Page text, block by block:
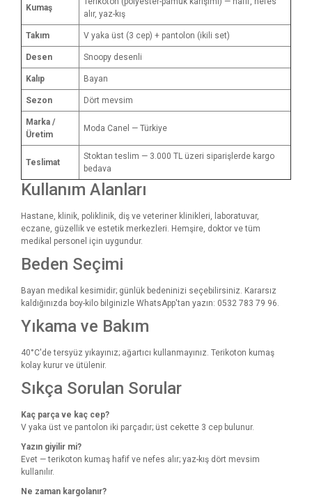
Kumaş
alır, yaz-kış
Takım V yaka üst (3 cep) + pantolon (ikili set)
Desen Snoopy desenli
Kalıp Bayan
Sezon Dört mevsim
Marka /
Üretim
Moda Canel — Türkiye
Teslimat
Stoktan teslim — 3.000 TL üzeri siparişlerde kargo
bedava
Kullanım Alanları
Hastane, klinik, poliklinik, diş ve veteriner klinikleri, laboratuvar,
eczane, güzellik ve estetik merkezleri. Hemşire, doktor ve tüm
medikal personel için uygundur.
Beden Seçimi
Bayan medikal kesimidir; günlük bedeninizi seçebilirsiniz. Kararsız
kaldığınızda boy-kilo bilginizle WhatsApp'tan yazın: 0532 783 79 96.
Yıkama ve Bakım
40°C'de tersyüz yıkayınız; ağartıcı kullanmayınız. Terikoton kumaş
kolay kurur ve ütülenir.
Sıkça Sorulan Sorular
Kaç parça ve kaç cep?
V yaka üst ve pantolon iki parçadır; üst cekette 3 cep bulunur.
Yazın giyilir mi?
Evet — terikoton kumaş hafif ve nefes alır; yaz-kış dört mevsim
kullanılır.
Ne zaman kargolanır?